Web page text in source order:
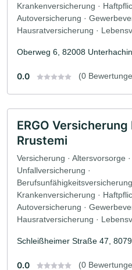
Krankenversicherung ·
Autoversicherung ·
Hausratversicherung ·
Oberweg 6, 82008
0.0 (0
ERGO Versicherung
Rrustemi
Versicherung · Altersvorsorge ·
Unfallversicherung ·
Krankenversicherung ·
Autoversicherung ·
Hausratversicherung ·
Schleißheimer Straße 47,
0.0 (0